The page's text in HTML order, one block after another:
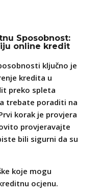
Sposobnost:
online kredit
ključno je
kredita u
preko spleta
trebate poraditi na
korak je provjera
provjeravajte
bili sigurni da su
koje mogu
ocjenu.